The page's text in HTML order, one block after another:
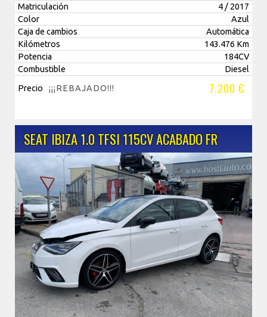
Matriculación
4 / 2017
Color
Azul
Caja de cambios
Automática
Kilómetros
143.476 Km
Potencia
184CV
Combustible
Diesel
Precio
¡¡¡REBAJADO!!! 7.200 €
SEAT IBIZA 1.0 TFSI 115CV ACABADO FR